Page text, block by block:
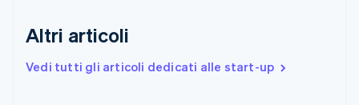
Altri articoli
Vedi tutti gli articoli dedicati alle start-up
FrançaisEnglish
DeutschEnglish